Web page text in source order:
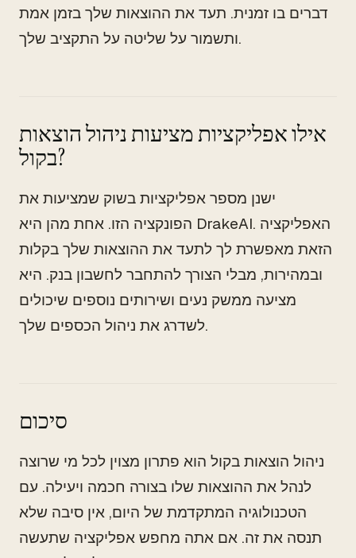
דברים בו זמנית. תעד את ההוצאות שלך בזמן אמת
ותשמור על שליטה על התקציב שלך.
אילו אפליקציות מציעות ניהול הוצאות
בקול?
ישנן מספר אפליקציות בשוק שמציעות את
הפונקציה הזו. אחת מהן היא DrakeAI. האפליקציה
הזאת מאפשרת לך לתעד את ההוצאות שלך בקלות
ובמהירות, מבלי הצורך להתחבר לחשבון בנק. היא
מציעה ממשק נעים ושירותים נוספים שיכולים
לשדרג את ניהול הכספים שלך.
סיכום
ניהול הוצאות בקול הוא פתרון מצוין לכל מי שרוצה
לנהל את ההוצאות שלו בצורה חכמה ויעילה. עם
הטכנולוגיה המתקדמת של היום, אין סיבה שלא
תנסה את זה. אם אתה מחפש אפליקציה שתעשה